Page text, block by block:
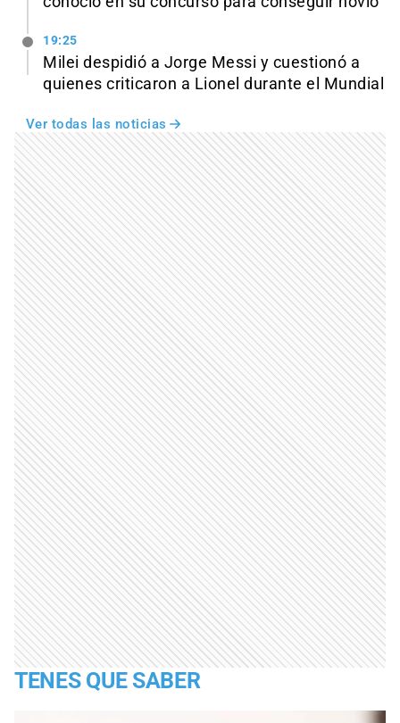
19:25
Milei despidió a Jorge Messi y cuestionó a
quienes criticaron a Lionel durante el Mundial
Ver todas las noticias
TENES QUE SABER